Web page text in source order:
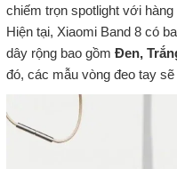
chiếm trọn spotlight với
Hiện tại, Xiaomi Band 8 có
dây rộng bao gồm Đen,
đó, các mẫu vòng đeo tay